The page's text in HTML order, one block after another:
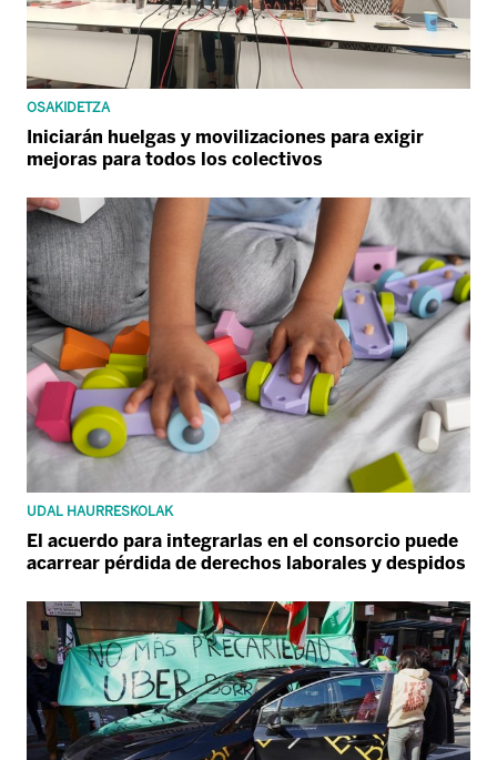
OSAKIDETZA
Iniciarán huelgas y movilizaciones para exigir
mejoras para todos los colectivos
UDAL HAURRESKOLAK
El acuerdo para integrarlas en el consorcio puede
acarrear pérdida de derechos laborales y despidos